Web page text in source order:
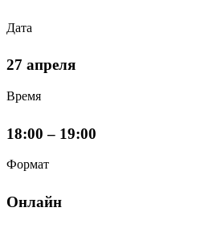
Дата
27 апреля
Время
18:00 – 19:00
Формат
Онлайн